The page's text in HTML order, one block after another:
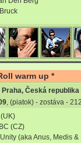
warm up *
Praha, Česká republika
, (piatok) - zostáva -
(UK)
(CZ)
(aka Anus, Medis &